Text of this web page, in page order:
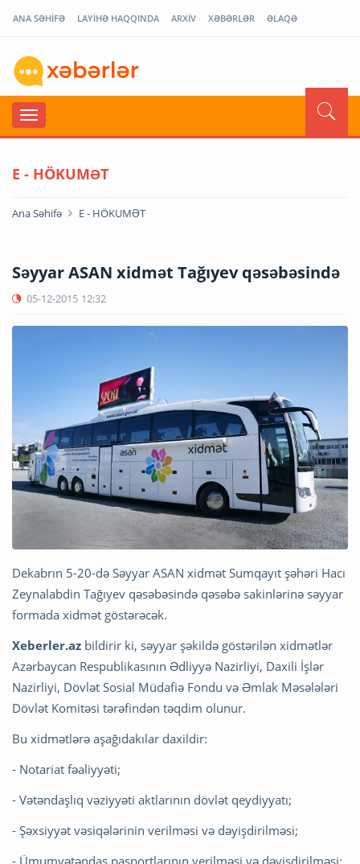
ANA SƏHİFƏ LAYİHƏ HAQQINDA ARXİV XƏBƏRLƏR ƏLAQƏ
E - HÖKUMƏT
Ana Səhifə E - HÖKUMƏT
Səyyar ASAN xidmət Tağıyev qəsəbəsində
05-12-2015 12:32
Dekabrın 5-20-də Səyyar ASAN xidmət Sumqayıt şəhəri Hacı
Zeynalabdin Tağıyev qəsəbəsində qəsəbə sakinlərinə səyyar
formada xidmət göstərəcək.
Xeberler.az bildirir ki, səyyar şəkildə göstərilən xidmətlər
Azərbaycan Respublikasının Ədliyyə Nazirliyi, Daxili İşlər
Nazirliyi, Dövlət Sosial Müdafiə Fondu və Əmlak Məsələləri
Dövlət Komitəsi tərəfindən təqdim olunur.
Bu xidmətlərə aşağıdakılar daxildir:
- Notariat fəaliyyəti;
- Vətəndaşlıq vəziyyəti aktlarının dövlət qeydiyyatı;
- Şəxsiyyət vəsiqələrinin verilməsi və dəyişdirilməsi;